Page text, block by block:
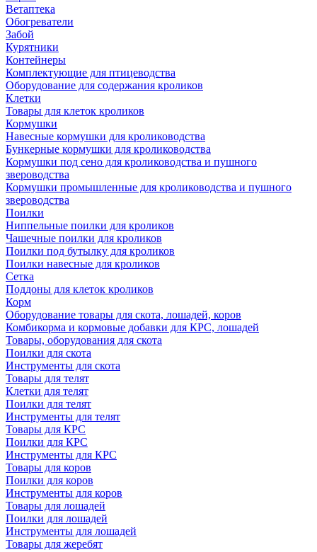
Ветаптека
Обогреватели
Забой
Курятники
Контейнеры
Комплектующие для птицеводства
Оборудование для содержания кроликов
Клетки
Товары для клеток кроликов
Кормушки
Навесные кормушки для кролиководства
Бункерные кормушки для кролиководства
Кормушки под сено для кролиководства и пушного
звероводства
Кормушки промышленные для кролиководства и пушного
звероводства
Поилки
Ниппельные поилки для кроликов
Чашечные поилки для кроликов
Поилки под бутылку для кроликов
Поилки навесные для кроликов
Сетка
Поддоны для клеток кроликов
Корм
Оборудование товары для скота, лошадей, коров
Комбикорма и кормовые добавки для КРС, лошадей
Товары, оборудования для скота
Поилки для скота
Инструменты для скота
Товары для телят
Клетки для телят
Поилки для телят
Инструменты для телят
Товары для КРС
Поилки для КРС
Инструменты для КРС
Товары для коров
Поилки для коров
Инструменты для коров
Товары для лошадей
Поилки для лошадей
Инструменты для лошадей
Товары для жеребят